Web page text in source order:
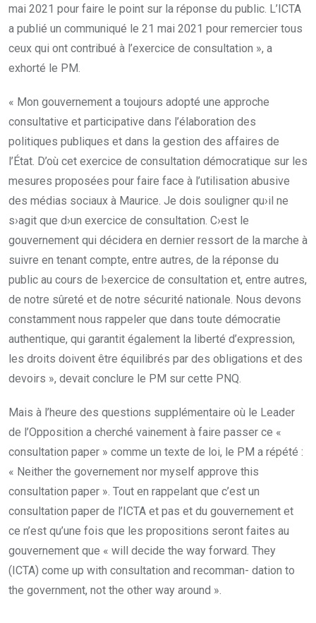
mai 2021 pour faire le point sur la réponse du public. L’ICTA
a publié un communiqué le 21 mai 2021 pour remercier tous
ceux qui ont contribué à l’exercice de consultation », a
exhorté le PM.
« Mon gouvernement a toujours adopté une approche
consultative et participative dans l’élaboration des
politiques publiques et dans la gestion des affaires de
l’État. D’où cet exercice de consultation démocratique sur les
mesures proposées pour faire face à l’utilisation abusive
des médias sociaux à Maurice. Je dois souligner qu›il ne
s›agit que d›un exercice de consultation. C›est le
gouvernement qui décidera en dernier ressort de la marche à
suivre en tenant compte, entre autres, de la réponse du
public au cours de l›exercice de consultation et, entre autres,
de notre sûreté et de notre sécurité nationale. Nous devons
constamment nous rappeler que dans toute démocratie
authentique, qui garantit également la liberté d’expression,
les droits doivent être équilibrés par des obligations et des
devoirs », devait conclure le PM sur cette PNQ.
Mais à l’heure des questions supplémentaire où le Leader
de l’Opposition a cherché vainement à faire passer ce «
consultation paper » comme un texte de loi, le PM a répété :
« Neither the governement nor myself approve this
consultation paper ». Tout en rappelant que c’est un
consultation paper de l’ICTA et pas et du gouvernement et
ce n’est qu’une fois que les propositions seront faites au
gouvernement que « will decide the way forward. They
(ICTA) come up with consultation and recomman- dation to
the government, not the other way around ».